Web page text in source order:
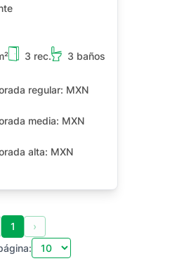
3 rec.
3 baños
regular: MXN
media: MXN
alta: MXN
1
›